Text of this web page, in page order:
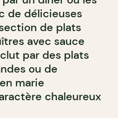
de délicieuses
de plats
avec sauce
par des plats
ou de
marie
chaleureux